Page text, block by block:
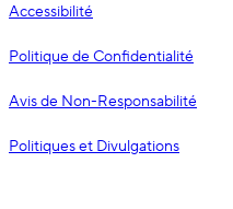
Accessibilité
Politique de Confidentialité
Avis de Non-Responsabilité
Politiques et Divulgations